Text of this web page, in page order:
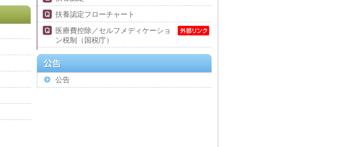
扶養認定フローチャート
医療費控除／セルフメディケーショ
ン税制（国税庁）
公告